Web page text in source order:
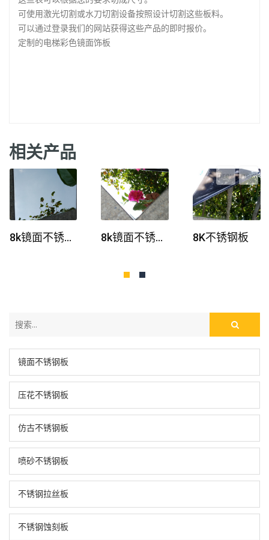
可使用激光切割或水刀切割设备按照设计切割这些板料。
可以通过登录我们的网站获得这些产品的即时报价。
定制的电梯彩色镜面饰板
相关产品
8k镜面不锈钢板 8k镜面不锈钢板 8K不锈钢板
prev next
镜面不锈钢板
压花不锈钢板
仿古不锈钢板
喷砂不锈钢板
不锈钢拉丝板
不锈钢蚀刻板